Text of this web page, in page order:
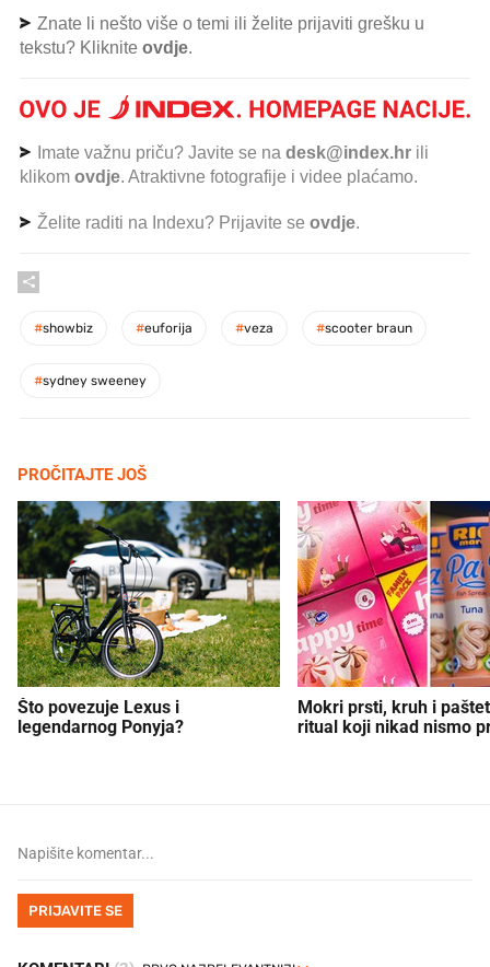
Znate li nešto više o temi ili želite prijaviti grešku u
tekstu? Kliknite ovdje.
Imate važnu priču? Javite se na desk@index.hr ili
klikom ovdje. Atraktivne fotografije i videe plaćamo.
Želite raditi na Indexu? Prijavite se ovdje.
#showbiz #euforija #veza #scooter braun
#sydney sweeney
PROČITAJTE JOŠ
Što povezuje Lexus i
legendarnog Ponyja?
Mokri prsti, kruh i
ritual koji nikad nismo
PRIJAVITE SE